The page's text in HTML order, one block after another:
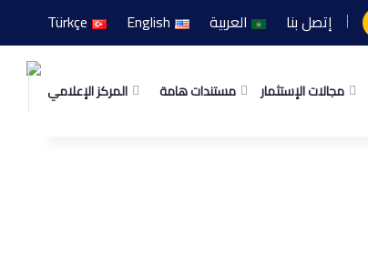
إتصل بنا العربية English
Türkçe
مجالات الإستثمار مستندات هامة المركز الإعلامي